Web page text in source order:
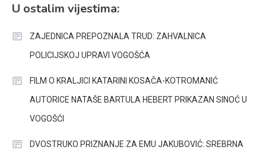
U ostalim vijestima:
ZAJEDNICA PREPOZNALA TRUD: ZAHVALNICA
POLICIJSKOJ UPRAVI VOGOŠĆA
FILM O KRALJICI KATARINI KOSAČA-KOTROMANIĆ
AUTORICE NATAŠE BARTULA HEBERT PRIKAZAN SINOĆ U
VOGOŠĆI
DVOSTRUKO PRIZNANJE ZA EMU JAKUBOVIĆ: SREBRNA